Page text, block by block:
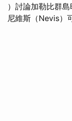
）討論加勒比群
尼維斯（Nevis）